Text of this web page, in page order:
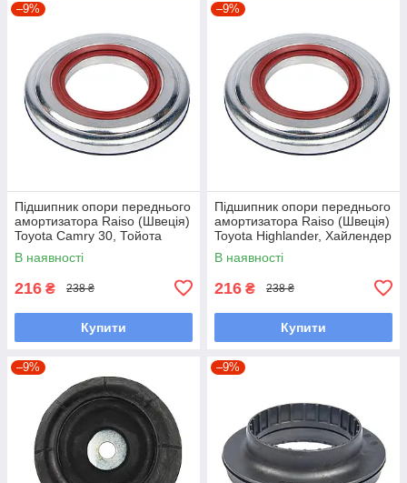
–9%
Підшипник опори переднього
амортизатора Raiso (Швеція)
Toyota Camry 30, Тойота
Кармі 01-06 #RC63014
UAXQDCY7
В наявності
216 ₴ 238 ₴
Купити
–9%
Підшипник опори переднього
амортизатора Raiso (Швеція)
Toyota Highlander, Хайлендер
00-07 #RC63014 UAJAZWO7
В наявності
216 ₴ 238 ₴
Купити
–9% –9%